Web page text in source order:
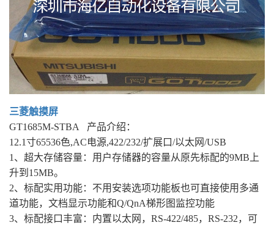
三菱触摸屏
GT1685M-STBA 产品介绍：
12.1寸65536色,AC电源,422/232/扩展口/以太网/USB
1、超大存储容量：用户存储器的容量从原先标配的9MB上
升到15MB。
2、标配实用功能：不用安装选项功能板也可直接使用多通
道功能，文档显示功能和Q/QnA梯形图监控功能
3、标配接口丰富：内置以太网，RS-422/485，RS-232，可